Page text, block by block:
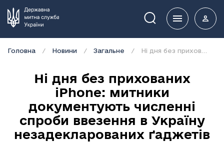
Пошук
Головна Новини Загальне
Ні дня без прихованих
iPhone: митники
документують численні
спроби ввезення в Україну
незадекларованих ґаджетів